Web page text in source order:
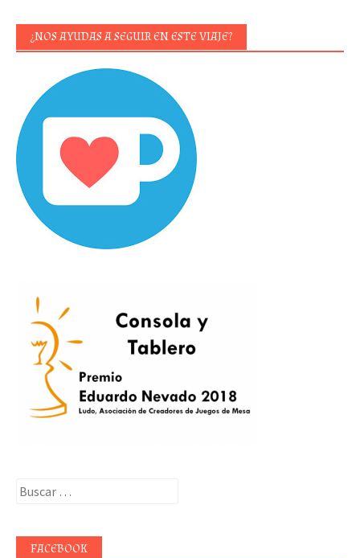
¿NOS AYUDAS A SEGUIR EN ESTE VIAJE?
Buscar:
FACEBOOK